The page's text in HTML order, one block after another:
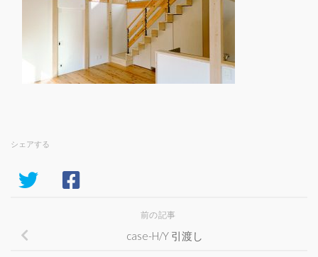
シェアする
前の記事
case-H/Y 引渡し